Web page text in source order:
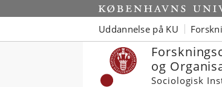
Start
Uddannelse på KU
og
Sociologisk